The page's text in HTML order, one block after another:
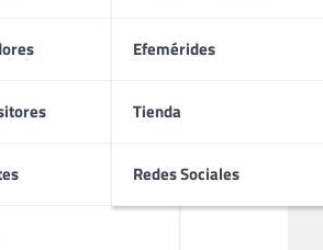
Efemérides
Tienda
Redes Sociales
Oscar a Mejor Actriz. Desde su
ha consolidado como una de las
figura admirada tanto dentro